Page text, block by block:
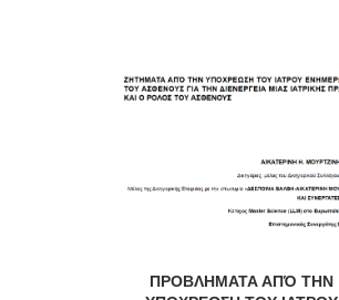
ΠΡΟΒΛΗΜΑΤΑ ΑΠΌ ΤΗΝ